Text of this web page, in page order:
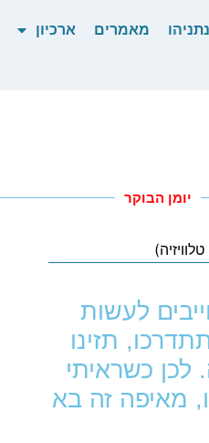
מאמרים ארכיון
יומן הבוקר
לעשות
תזינו
לכן כשראיתי
מאיפה זה בא